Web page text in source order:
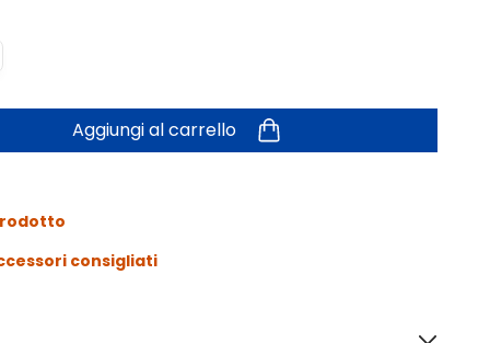
Aggiungi al carrello
consigliati